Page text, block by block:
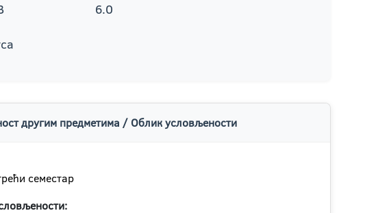
6.0
другим предметима / Облик условљености
семестар